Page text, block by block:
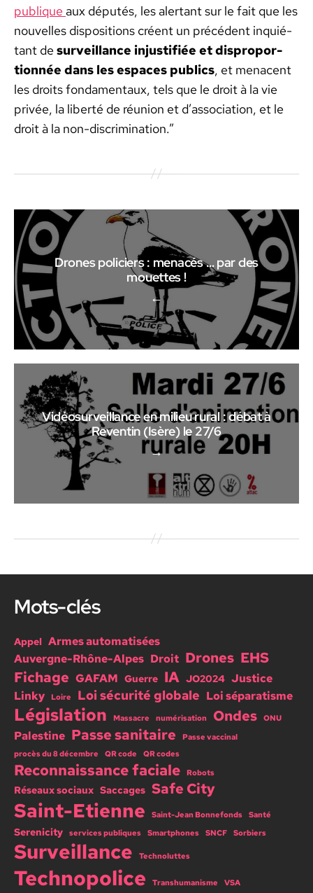
publique aux députés, les aler­tant sur le fait que les
nou­velles dis­po­si­tions créent un précé­dent inquié­
tant desur­veil­lance injus­ti­fiée et dis­pro­por­
tion­née dans les espaces publics, et men­a­cent
les droits fon­da­men­taux, tels que le droit à la vie
privée, la lib­erté de réu­nion et d’as­so­ci­a­tion, et le
droit à la non-dis­crim­i­na­tion.”
←
Drones policiers : menacés … par des
mouettes !
→
Vidéosurveillance en milieu rural : débat à
Reventin (Isère) le 27/6
Mots-clés
Appel Armes automatisées
Auvergne-Rhône-Alpes Droit Drones EHS
Fichage GAFAM Guerre IA JO2024 Justice
Linky
Loire Loi sécurité globale Loi séparatisme
Législation Massacre numérisation Ondes ONU
Palestine Passe sanitaire
Passe vaccinal
procès du 8 décembre
QR code QR codes
Reconnaissance faciale Robots
Réseaux sociaux Saccages Safe City
Saint-Etienne Saint-Jean Bonnefonds Santé
Serenicity services publiques Smartphones SNCF Sorbiers
Surveillance Technoluttes
Technopolice Transhumanisme VSA